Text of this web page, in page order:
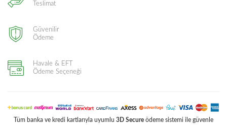
Teslimat
Güvenilir
Ödeme
Havale & EFT
Ödeme Seçeneği
Tüm banka ve kredi kartlarıyla uyumlu 3D Secure ödeme sistemi ile güvenle